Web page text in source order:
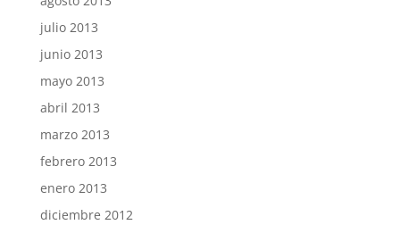
julio 2013
junio 2013
mayo 2013
abril 2013
marzo 2013
febrero 2013
enero 2013
diciembre 2012